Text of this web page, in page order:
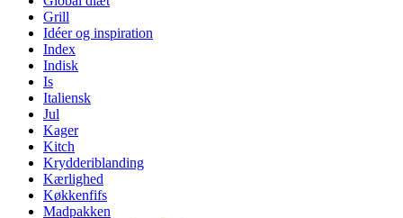
Grill
Idéer og inspiration
Index
Indisk
Is
Italiensk
Jul
Kager
Kitch
Krydderiblanding
Kærlighed
Køkkenfifs
Madpakken